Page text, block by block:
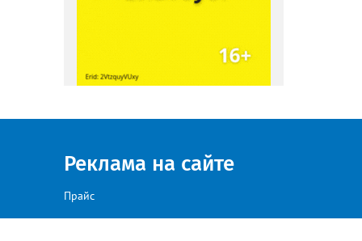
Реклама на сайте
Прайс